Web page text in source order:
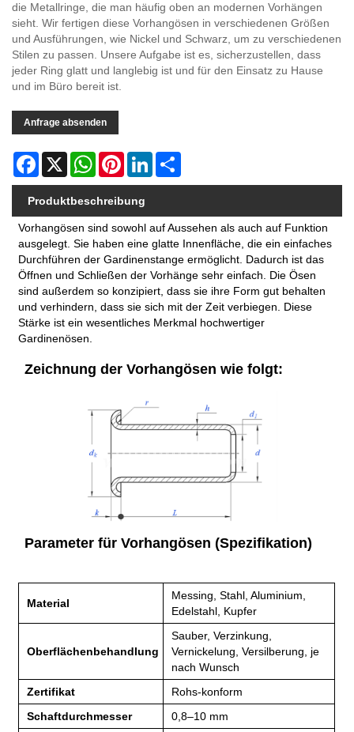
die Metallringe, die man häufig oben an modernen Vorhängen
sieht. Wir fertigen diese Vorhangösen in verschiedenen Größen
und Ausführungen, wie Nickel und Schwarz, um zu verschiedenen
Stilen zu passen. Unsere Aufgabe ist es, sicherzustellen, dass
jeder Ring glatt und langlebig ist und für den Einsatz zu Hause
und im Büro bereit ist.
Anfrage absenden
Facebook
X WhatsAppPinterestLinkedIn
Produktbeschreibung
Vorhangösen sind sowohl auf Aussehen als auch auf Funktion
ausgelegt. Sie haben eine glatte Innenfläche, die ein einfaches
Durchführen der Gardinenstange ermöglicht. Dadurch ist das
Öffnen und Schließen der Vorhänge sehr einfach. Die Ösen
sind außerdem so konzipiert, dass sie ihre Form gut behalten
und verhindern, dass sie sich mit der Zeit verbiegen. Diese
Stärke ist ein wesentliches Merkmal hochwertiger
Gardinenösen.
Zeichnung der Vorhangösen wie folgt:
Parameter für Vorhangösen (Spezifikation)
Material
Messing, Stahl, Aluminium,
Edelstahl, Kupfer
Oberflächenbehandlung
Sauber, Verzinkung,
Vernickelung, Versilberung, je
nach Wunsch
Zertifikat
Rohs-konform
Schaftdurchmesser
0,8–10 mm